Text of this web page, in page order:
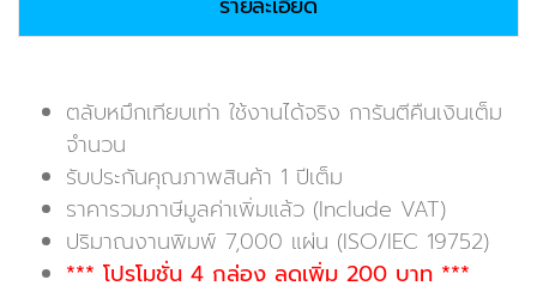
was:
฿
is:
฿
ตลับหมึกเทียบเท่า ใช้งานได้จริง การันตีคืนเงินเต็ม
จำนวน
รับประกันคุณภาพสินค้า 1 ปีเต็ม
ราคารวมภาษีมูลค่าเพิ่มแล้ว (Include VAT)
ปริมาณงานพิมพ์ 7,000 แผ่น (ISO/IEC 19752)
*** โปรโมชั่น 4 กล่อง ลดเพิ่ม 200 บาท ***